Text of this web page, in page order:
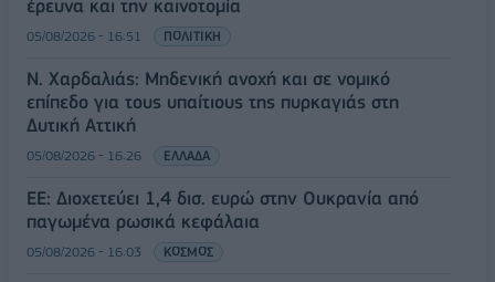
έρευνα και την καινοτομία
05/08/2026 - 16:51 ΠΟΛΙΤΙΚΗ
Ν. Χαρδαλιάς: Μηδενική ανοχή και σε νομικό
επίπεδο για τους υπαίτιους της πυρκαγιάς στη
Δυτική Αττική
05/08/2026 - 16:26 ΕΛΛΑΔΑ
ΕΕ: Διοχετεύει 1,4 δισ. ευρώ στην Ουκρανία από
παγωμένα ρωσικά κεφάλαια
05/08/2026 - 16:03 ΚΟΣΜΟΣ